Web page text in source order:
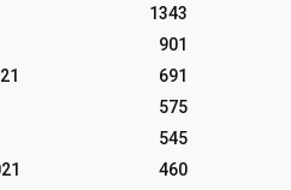
1343
901
691
575
545
460